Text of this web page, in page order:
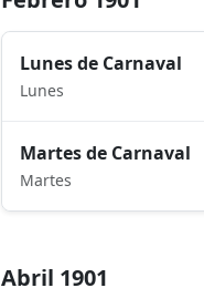
Lunes de Carnaval
Lunes
Martes de Carnaval
Martes
Abril 1901